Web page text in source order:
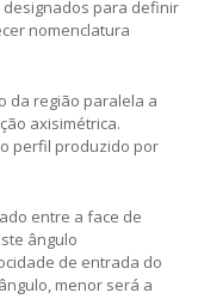
para definir
nomenclatura
da região paralela a
axisimétrica.
perfil produzido por
entre a face de
ângulo
de entrada do
menor será a